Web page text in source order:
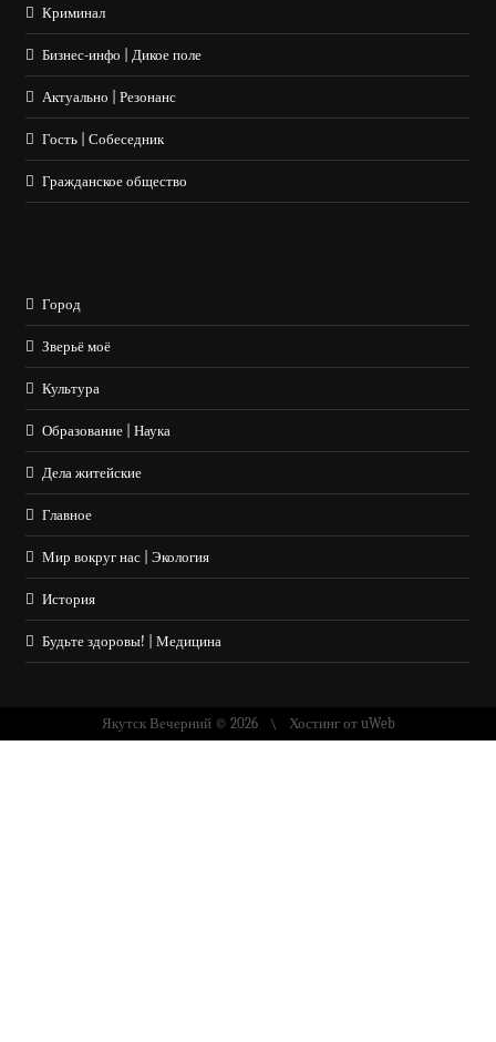
Криминал
Бизнес-инфо | Дикое поле
Актуально | Резонанс
Гость | Собеседник
Гражданское общество
Город
Зверьё моё
Культура
Образование | Наука
Дела житейские
Главное
Мир вокруг нас | Экология
История
Будьте здоровы! | Медицина
Якутск Вечерний © 2026 Хостинг от uWeb